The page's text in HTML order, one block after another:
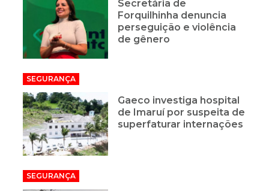
Secretária de
Forquilhinha denuncia
perseguição e violência
de gênero
SEGURANÇA
Gaeco investiga hospital
de Imaruí por suspeita de
superfaturar internações
SEGURANÇA